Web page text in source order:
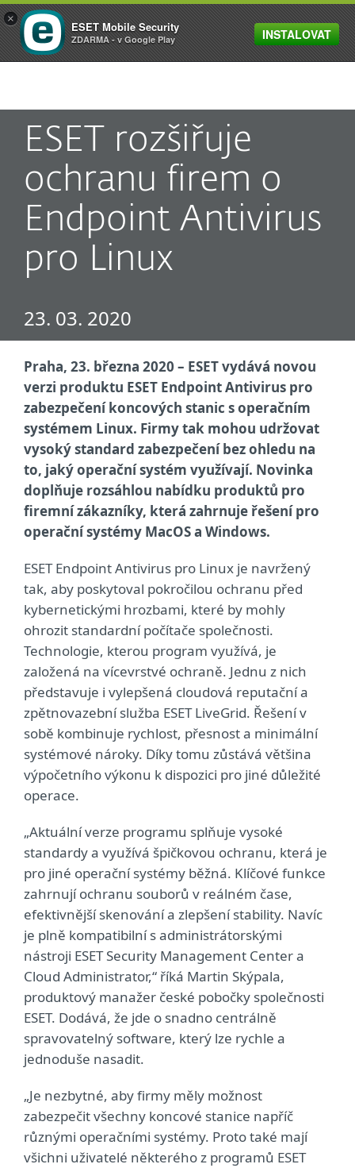
MENU
ESET rozšiřuje
ochranu firem o
Endpoint Antivirus
pro Linux
23. 03. 2020
Praha, 23. března 2020 – ESET vydává novou
verzi produktu ESET Endpoint Antivirus pro
zabezpečení koncových stanic s operačním
systémem Linux. Firmy tak mohou udržovat
vysoký standard zabezpečení bez ohledu na
to, jaký operační systém využívají. Novinka
doplňuje rozsáhlou nabídku produktů pro
firemní zákazníky, která zahrnuje řešení pro
operační systémy MacOS a Windows.
ESET Endpoint Antivirus pro Linux je navržený
tak, aby poskytoval pokročilou ochranu před
kybernetickými hrozbami, které by mohly
ohrozit standardní počítače společnosti.
Technologie, kterou program využívá, je
založená na vícevrstvé ochraně. Jednu z nich
představuje i vylepšená cloudová reputační a
zpětnovazební služba ESET LiveGrid. Řešení v
sobě kombinuje rychlost, přesnost a minimální
systémové nároky. Díky tomu zůstává většina
výpočetního výkonu k dispozici pro jiné důležité
operace.
„Aktuální verze programu splňuje vysoké
standardy a využívá špičkovou ochranu, která je
pro jiné operační systémy běžná. Klíčové funkce
zahrnují ochranu souborů v reálném čase,
efektivnější skenování a zlepšení stability. Navíc
je plně kompatibilní s administrátorskými
nástroji ESET Security Management Center a
Cloud Administrator,“ říká Martin Skýpala,
produktový manažer české pobočky společnosti
ESET. Dodává, že jde o snadno centrálně
spravovatelný software, který lze rychle a
jednoduše nasadit.
„Je nezbytné, aby firmy měly možnost
zabezpečit všechny koncové stanice napříč
různými operačními systémy. Proto také mají
všichni uživatelé některého z programů ESET
×
ESET Mobile Security
ZDARMA - v Google Play INSTALOVAT